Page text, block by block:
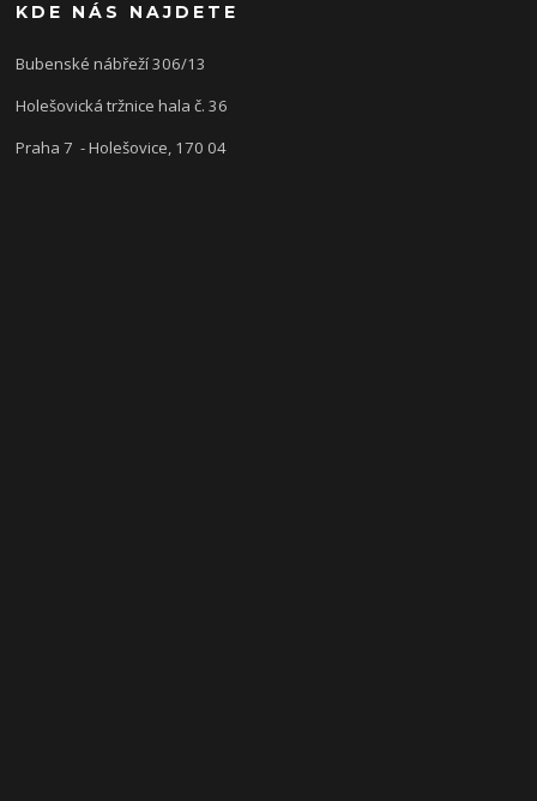
KDE NÁS NAJDETE
Bubenské nábřeží 306/13
Holešovická tržnice hala č. 36
Praha 7 - Holešovice, 170 04